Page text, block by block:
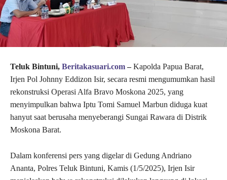
Teluk Bintuni, Beritakasuari.com–Kapolda Papua Barat,
Irjen Pol Johnny Eddizon Isir, secara resmi mengumumkan hasil
rekonstruksi Operasi Alfa Bravo Moskona 2025, yang
menyimpulkan bahwa Iptu Tomi Samuel Marbun diduga kuat
hanyut saat berusaha menyeberangi Sungai Rawara di Distrik
Moskona Barat.
Dalam konferensi pers yang digelar di Gedung Andriano
Ananta, Polres Teluk Bintuni, Kamis (1/5/2025), Irjen Isir